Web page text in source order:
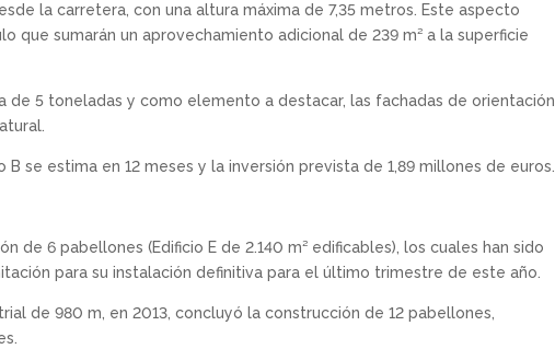
la carretera, con una altura máxima de 7,35 metros. Este aspecto
que sumarán un aprovechamiento adicional de 239 m² a la superficie
de 5 toneladas y como elemento a destacar, las fachadas de orientación
se estima en 12 meses y la inversión prevista de 1,89 millones de euros.
de 6 pabellones (Edificio E de 2.140 m² edificables), los cuales han sido
para su instalación definitiva para el último trimestre de este año.
de 980 m, en 2013, concluyó la construcción de 12 pabellones,